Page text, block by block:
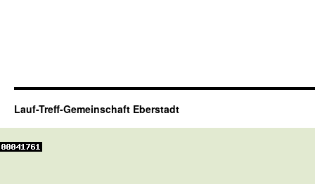
Lauf-Treff-Gemeinschaft Eberstadt